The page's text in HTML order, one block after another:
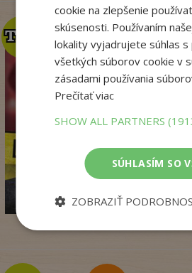
17
14,18€
TOP
TOP
Krv sa
Na
cookie na zlepšenie
skúsenosti. Používaním
lokality vyjadrujete súhlas s
všetkých súborov cookie v
zásadami používania
Prečítať viac
SHOW ALL PARTNERS
SÚHLASÍM SO
ZOBRAZIŤ